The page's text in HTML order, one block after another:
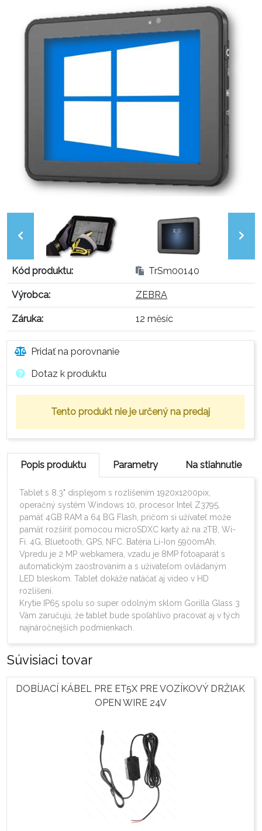
Kód produktu: TrSm00140
Výrobca: ZEBRA
Záruka: 12 měsíc
Pridať na porovnanie
Dotaz k produktu
Tento produkt nie je určený na predaj
Popis produktu Parametry Na stiahnutie
Tablet s 8.3" displejom s rozlíšením 1920x1200pix,
operačný systém Windows 10, procesor Intel Z3795,
pamäť 4GB RAM a 64 BG Flash, pričom si užívateľ može
pamäť rozšíriť pomocou microSDXC karty až na 2TB, Wi-
Fi. 4G, Bluetooth, GPS, NFC. Batéria Li-Ion 5900mAh.
Vpredu je 2 MP webkamera, vzadu je 8MP fotoaparát s
automatickým zaostrovaním a s uživateľom ovládaným
LED bleskom. Tablet dokáže natáčať aj video v HD
rozlíšení.
Krytie IP65 spolu so super odolným sklom Gorilla Glass 3
Vám zaručujú, že tablet bude spoľahlivo pracovať aj v tých
najnáročnejších podmienkach.
Súvisiaci tovar
DOBÍJACÍ KÁBEL PRE ET5X PRE VOZÍKOVÝ DRŽIAK
OPEN WIRE 24V